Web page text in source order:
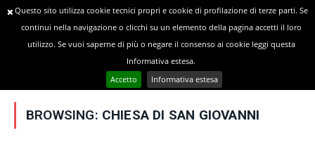
Posts Tagged "chiesa di San Giovanni"
BROWSING: CHIESA DI SAN GIOVANNI
Questo sito utilizza cookie tecnici propri e cookie di profilazione di terze parti. Se
continui nella navigazione o clicchi su un elemento della pagina accetti il loro
utilizzo. Se vuoi saperne di più o negare il consenso ai cookie leggi questa
Informativa estesa.
Accetto
Informativa estesa